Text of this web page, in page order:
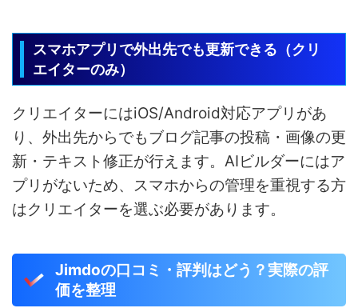
スマホアプリで外出先でも更新できる（クリ
エイターのみ）
クリエイターにはiOS/Android対応アプリがあ
り、外出先からでもブログ記事の投稿・画像の更
新・テキスト修正が行えます。AIビルダーにはア
プリがないため、スマホからの管理を重視する方
はクリエイターを選ぶ必要があります。
Jimdoの口コミ・評判はどう？実際の評
価を整理